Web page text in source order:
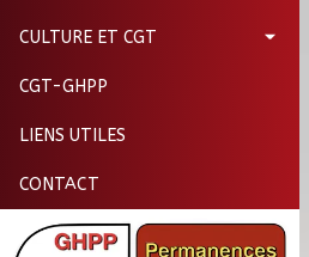
CULTURE ET CGT
CGT-GHPP
LIENS UTILES
CONTACT